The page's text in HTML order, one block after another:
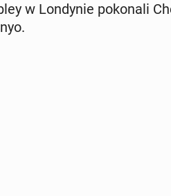
w Lon­dy­nie po­ko­na­li